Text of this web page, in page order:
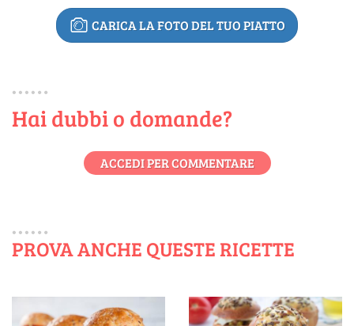
CARICA LA FOTO DEL TUO PIATTO
Hai dubbi o domande?
ACCEDI PER COMMENTARE
PROVA ANCHE QUESTE RICETTE